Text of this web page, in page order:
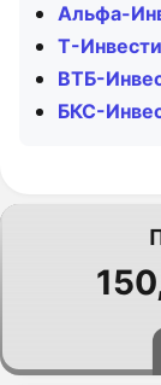
Альфа-
Т-
ВТБ-
БКС-